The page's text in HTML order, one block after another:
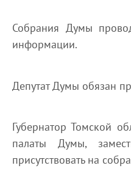
Собрания Думы
информации.
Депутат Думы обязан
Губернатор Томской
палаты Думы,
присутствовать на